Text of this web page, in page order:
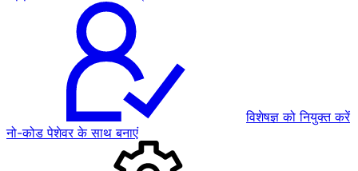
विशेषज्ञ को नियुक्त करें
नो-कोड पेशेवर के साथ बनाएं